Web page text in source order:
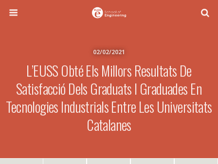
02/02/2021
L’EUSS Obté Els Millors Resultats De
Satisfacció Dels Graduats I Graduades En
Tecnologies Industrials Entre Les Universitats
Catalanes